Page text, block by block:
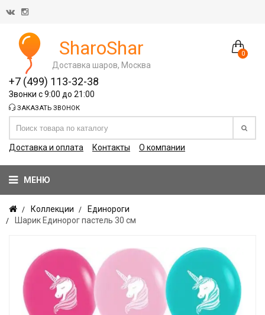
0
SharoShar
Доставка шаров, Москва
+7 (499) 113-32-38
Звонки с 9:00 до 21:00
ЗАКАЗАТЬ ЗВОНОК
Доставка и оплата Контакты О компании
МЕНЮ
Коллекции
Единороги
Шарик Единорог пастель 30 см